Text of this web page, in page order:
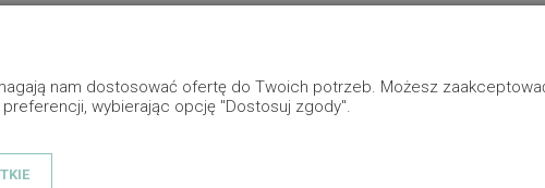
nam dostosować ofertę do Twoich potrzeb. Możesz
wybierając opcję "Dostosuj zgody".